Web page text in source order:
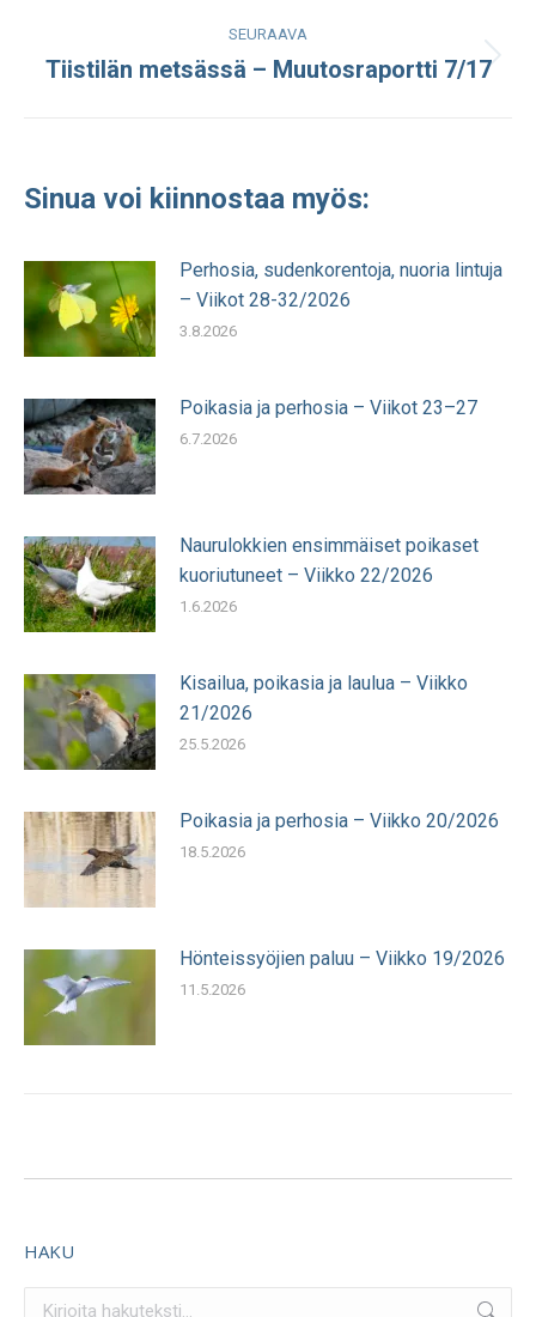
SEURAAVA
Seuraava
Tiistilän metsässä – Muutosraportti 7/17
Sinua voi kiinnostaa myös:
Perhosia, sudenkorentoja, nuoria lintuja
– Viikot 28-32/2026
3.8.2026
Poikasia ja perhosia – Viikot 23–27
6.7.2026
Naurulokkien ensimmäiset poikaset
kuoriutuneet – Viikko 22/2026
1.6.2026
Kisailua, poikasia ja laulua – Viikko
21/2026
25.5.2026
Poikasia ja perhosia – Viikko 20/2026
18.5.2026
Hönteissyöjien paluu – Viikko 19/2026
11.5.2026
HAKU